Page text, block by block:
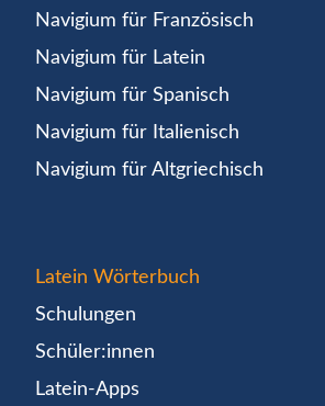
Navigium für Französisch
Navigium für Latein
Navigium für Spanisch
Navigium für Italienisch
Navigium für Altgriechisch
Latein Wörterbuch
Schulungen
Schüler:innen
Latein-Apps